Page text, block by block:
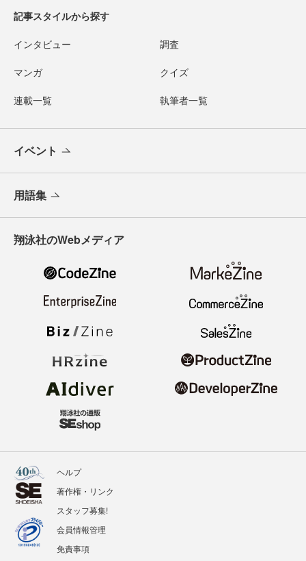
記事スタイルから探す
インタビュー 調査
マンガ クイズ
連載一覧 執筆者一覧
イベント
用語集
翔泳社のWebメディア
ヘルプ
著作権・リンク
スタッフ募集!
会員情報管理
免責事項